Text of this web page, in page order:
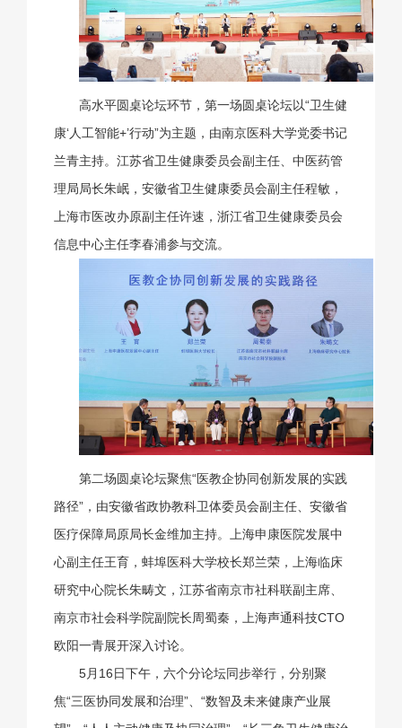
高水平圆桌论坛环节，第一场圆桌论坛以“卫生健
康‘人工智能+’行动”为主题，由南京医科大学党委书记
兰青主持。江苏省卫生健康委员会副主任、中医药管
理局局长朱岷，安徽省卫生健康委员会副主任程敏，
上海市医改办原副主任许速，浙江省卫生健康委员会
信息中心主任李春浦参与交流。
第二场圆桌论坛聚焦“医教企协同创新发展的实践
路径”，由安徽省政协教科卫体委员会副主任、安徽省
医疗保障局原局长金维加主持。上海申康医院发展中
心副主任王育，蚌埠医科大学校长郑兰荣，上海临床
研究中心院长朱畴文，江苏省南京市社科联副主席、
南京市社会科学院副院长周蜀秦，上海声通科技CTO
欧阳一青展开深入讨论。
5月16日下午，六个分论坛同步举行，分别聚
焦“三医协同发展和治理”、“数智及未来健康产业展